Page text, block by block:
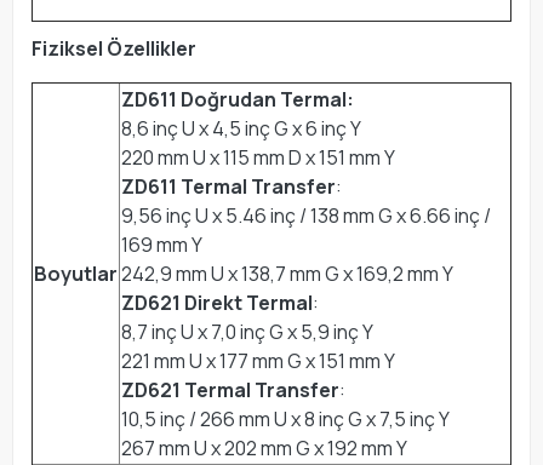
Fiziksel Özellikler
Boyutlar
ZD611 Doğrudan Termal:
8,6 inç U x 4,5 inç G x 6 inç Y
220 mm U x 115 mm D x 151 mm Y
ZD611 Termal Transfer:
9,56 inç U x 5.46 inç / 138 mm G x 6.66 inç /
169 mm Y
242,9 mm U x 138,7 mm G x 169,2 mm Y
ZD621 Direkt Termal:
8,7 inç U x 7,0 inç G x 5,9 inç Y
221 mm U x 177 mm G x 151 mm Y
ZD621 Termal Transfer:
10,5 inç / 266 mm U x 8 inç G x 7,5 inç Y
267 mm U x 202 mm G x 192 mm Y